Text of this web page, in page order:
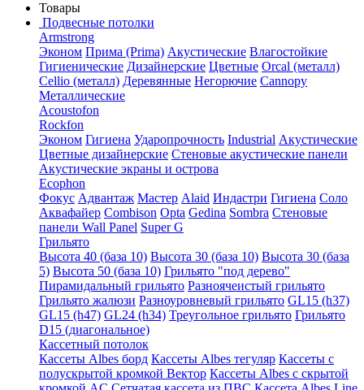
Товары
Подвесные потолки
Armstrong
Эконом Прима (Prima) Акустические Влагостойкие
Гигиенические Дизайнерские Цветные Orcal (металл)
Cellio (металл) Деревянные Негорючие Cannopy
Металлические
Acoustofon
Rockfon
Эконом Гигиена Ударопрочность Industrial Акустические
Цветные дизайнерские Стеновые акустические панели
Акустические экраны и острова
Ecophon
Фокус Адвантаж Мастер Alaid Индастри Гигиена Соло
Аквафайер Combison Opta Gedina Sombra Стеновые
панели Wall Panel Super G
Грильято
Высота 40 (база 10) Высота 30 (база 10) Высота 30 (база
5) Высота 50 (база 10) Грильято "под дерево"
Пирамидальный грильято Разноячеистый грильято
Грильято жалюзи Разноуровневый грильято GL15 (h37)
GL15 (h47) GL24 (h34) Треугольное грильято Грильято
D15 (диагональное)
Кассетный потолок
Кассеты Albes борд Кассеты Albes тегуляр Кассеты с
полускрытой кромкой Вектор Кассеты Albes с скрытой